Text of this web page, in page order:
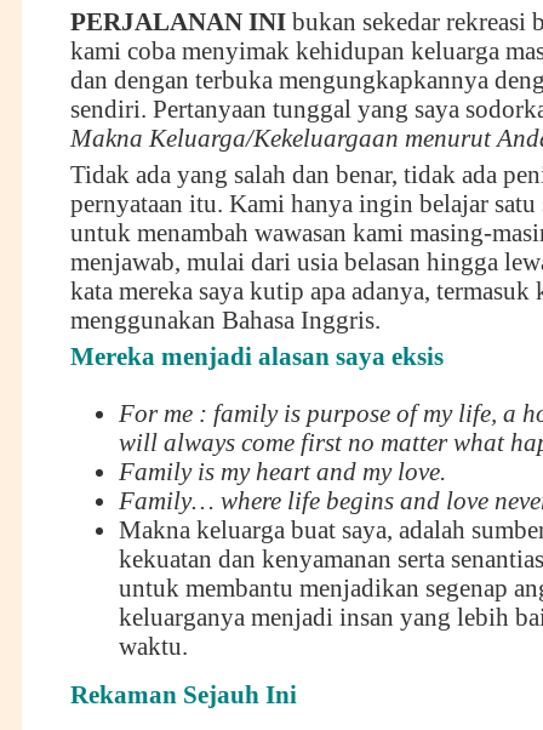
PERJALANAN INIbukan sekedar rekreasi
kami coba menyimak kehidupan keluarga
dan dengan terbuka mengungkapkannya
sendiri. Pertanyaan tunggal yang saya
Makna Keluarga/Kekeluargaan menurut
Tidak ada yang salah dan benar, tidak ada
pernyataan itu. Kami hanya ingin belajar satu
untuk menambah wawasan kami masing-
menjawab, mulai dari usia belasan hingga
kata mereka saya kutip apa adanya, termasuk
menggunakan Bahasa Inggris.
Mereka menjadi alasan saya eksis
For me : family is purpose of my life, a
will always come first no matter what
Family is my heart and my love.
Family… where life begins and love
Makna keluarga buat saya, adalah
kekuatan dan kenyamanan serta
untuk membantu menjadikan segenap
keluarganya menjadi insan yang lebih
waktu.
Rekaman Sejauh Ini